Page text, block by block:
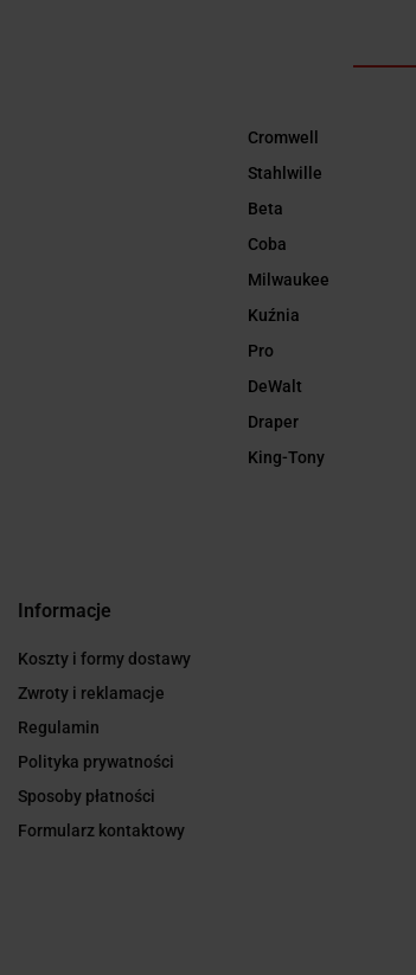
Cromwell
Stahlwille
Beta
Coba
Milwaukee
Kuźnia
Pro
DeWalt
Draper
King-Tony
Informacje
Koszty i formy dostawy
Zwroty i reklamacje
Regulamin
Polityka prywatności
Sposoby płatności
Formularz kontaktowy